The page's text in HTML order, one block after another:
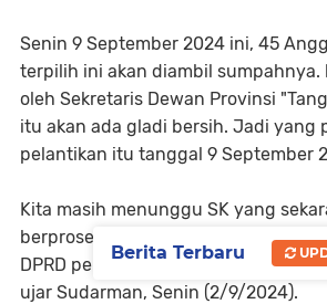
Senin 9 September 2024 ini, 45
terpilih ini akan diambil sumpahnya.
oleh Sekretaris Dewan Provinsi
itu akan ada gladi bersih. Jadi yang
pelantikan itu tanggal 9 September
Kita masih menunggu SK yang
berproses di Kemendagri. SK
DPRD periode 2019 – 2024 serta SK
ujar Sudarman, Senin (2/9/2024).
Berita Terbaru